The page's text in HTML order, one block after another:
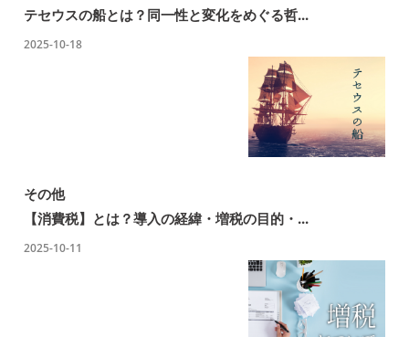
テセウスの船とは？同一性と変化をめぐる哲...
2025-10-18
その他
【消費税】とは？導入の経緯・増税の目的・...
2025-10-11